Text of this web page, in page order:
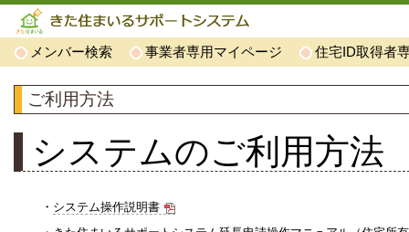
メンバー検索 事業者専用マイページ 住宅ID取得者
ご利用方法
システムのご利用方法
・ システム操作説明書